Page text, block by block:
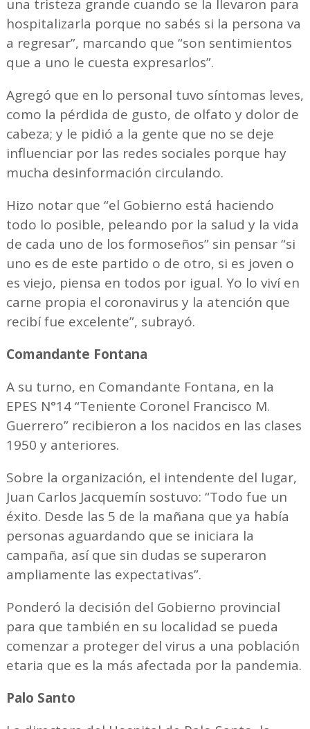
una tristeza grande cuando se la llevaron para
hospitalizarla porque no sabés si la persona va
a regresar”, marcando que “son sentimientos
que a uno le cuesta expresarlos”.
Agregó que en lo personal tuvo síntomas leves,
como la pérdida de gusto, de olfato y dolor de
cabeza; y le pidió a la gente que no se deje
influenciar por las redes sociales porque hay
mucha desinformación circulando.
Hizo notar que “el Gobierno está haciendo
todo lo posible, peleando por la salud y la vida
de cada uno de los formoseños” sin pensar “si
uno es de este partido o de otro, si es joven o
es viejo, piensa en todos por igual. Yo lo viví en
carne propia el coronavirus y la atención que
recibí fue excelente”, subrayó.
Comandante Fontana
A su turno, en Comandante Fontana, en la
EPES N°14 “Teniente Coronel Francisco M.
Guerrero” recibieron a los nacidos en las clases
1950 y anteriores.
Sobre la organización, el intendente del lugar,
Juan Carlos Jacquemín sostuvo: “Todo fue un
éxito. Desde las 5 de la mañana que ya había
personas aguardando que se iniciara la
campaña, así que sin dudas se superaron
ampliamente las expectativas”.
Ponderó la decisión del Gobierno provincial
para que también en su localidad se pueda
comenzar a proteger del virus a una población
etaria que es la más afectada por la pandemia.
Palo Santo